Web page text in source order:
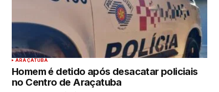
ARAÇATUBA
Homem é detido após desacatar policiais
no Centro de Araçatuba